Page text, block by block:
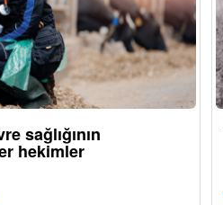
sağlığının
hekimler